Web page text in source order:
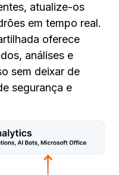
atualize-os
em tempo real.
oferece
análises e
sem deixar de
segurança e